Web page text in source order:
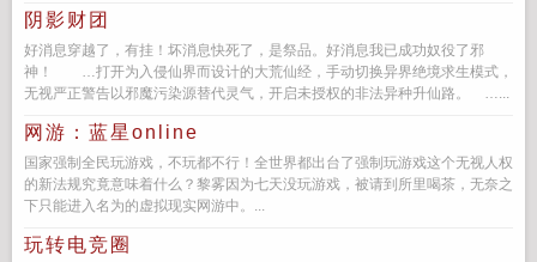
阴影财团
好消息穿越了，有挂！坏消息快死了，是祭品。好消息我已成功奴役了邪
神！ …打开为入侵仙界而设计的大荒仙经，手动切换异界绝境求生模式，
无视严正警告以邪魔污染源替代灵气，开启未授权的非法异种升仙路。 …...
网游：蓝星online
国家强制全民玩游戏，不玩都不行！全世界都出台了强制玩游戏这个无视人权
的新法规究竟意味着什么？黎雾因为七天没玩游戏，被请到所里喝茶，无奈之
下只能进入名为的虚拟现实网游中。...
玩转电竞圈